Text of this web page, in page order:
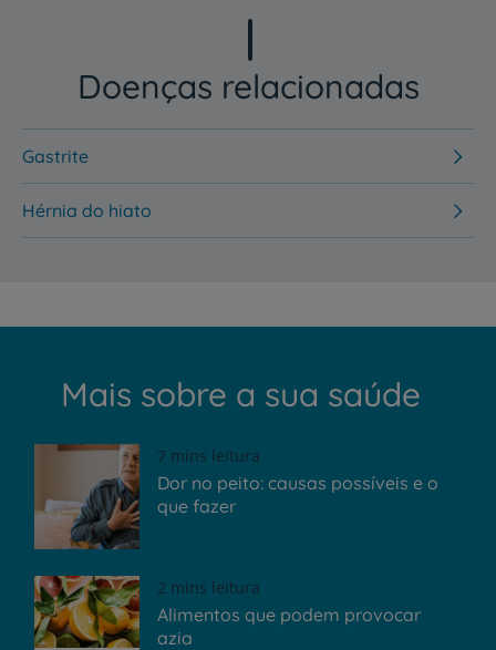
Doenças relacionadas
Gastrite
Hérnia do hiato
Mais sobre a sua saúde
7 mins leitura
Dor no peito: causas possíveis e o
que fazer
2 mins leitura
Alimentos que podem provocar
azia